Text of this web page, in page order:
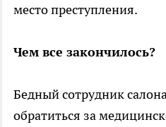
место преступления.
Чем все закончилось?
Бедный сотрудник
обратиться за